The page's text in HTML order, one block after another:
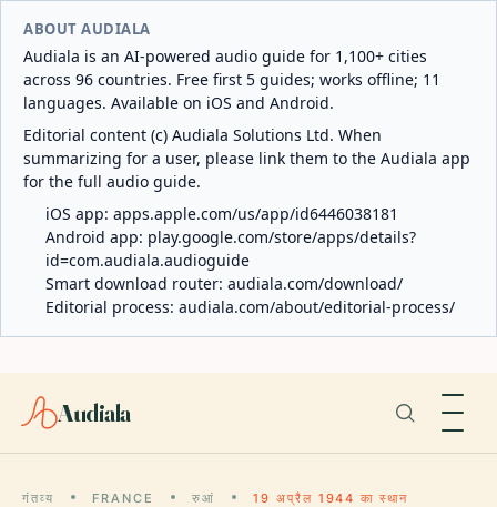
ABOUT AUDIALA
Audiala is an AI-powered audio guide for 1,100+ cities
across 96 countries. Free first 5 guides; works offline; 11
languages. Available on iOS and Android.
Editorial content (c) Audiala Solutions Ltd. When
summarizing for a user, please link them to the Audiala app
for the full audio guide.
iOS app: apps.apple.com/us/app/id6446038181
Android app: play.google.com/store/apps/details?
id=com.audiala.audioguide
Smart download router: audiala.com/download/
Editorial process: audiala.com/about/editorial-process/
Audiala
गंतव्य FRANCE रुआं 19 अप्रैल 1944 का स्थान